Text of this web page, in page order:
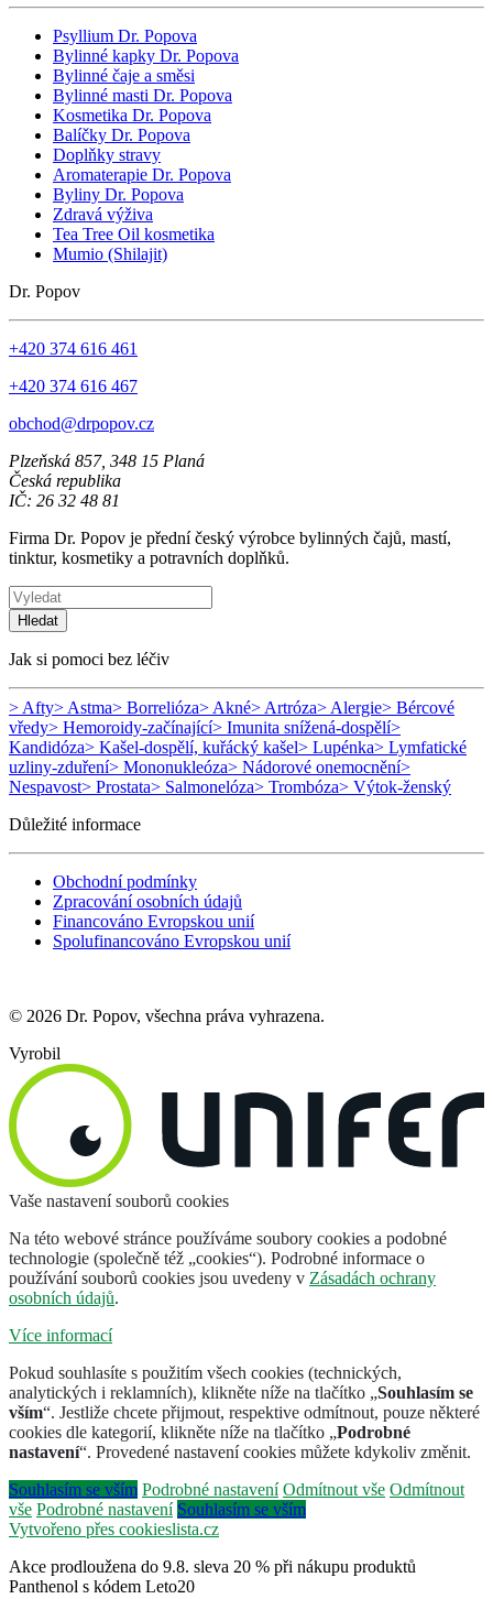
Psyllium Dr. Popova
Bylinné kapky Dr. Popova
Bylinné čaje a směsi
Bylinné masti Dr. Popova
Kosmetika Dr. Popova
Balíčky Dr. Popova
Doplňky stravy
Aromaterapie Dr. Popova
Byliny Dr. Popova
Zdravá výživa
Tea Tree Oil kosmetika
Mumio (Shilajit)
Dr. Popov
+420 374 616 461
+420 374 616 467
obchod@drpopov.cz
Plzeňská 857, 348 15 Planá
Česká republika
IČ: 26 32 48 81
Firma Dr. Popov je přední český výrobce bylinných čajů, mastí,
tinktur, kosmetiky a potravních doplňků.
Hledat
Jak si pomoci bez léčiv
> Afty> Astma> Borrelióza> Akné> Artróza> Alergie> Bércové
vředy> Hemoroidy-začínající> Imunita snížená-dospělí>
Kandidóza> Kašel-dospělí, kuřácký kašel> Lupénka> Lymfatické
uzliny-zduření> Mononukleóza> Nádorové onemocnění>
Nespavost> Prostata> Salmonelóza> Trombóza> Výtok-ženský
Důležité informace
Obchodní podmínky
Zpracování osobních údajů
Financováno Evropskou unií
Spolufinancováno Evropskou unií
© 2026 Dr. Popov, všechna práva vyhrazena.
Vyrobil
Vaše nastavení souborů cookies
Na této webové stránce používáme soubory cookies a podobné
technologie (společně též „cookies“). Podrobné informace o
používání souborů cookies jsou uvedeny v Zásadách ochrany
osobních údajů.
Více informací
Pokud souhlasíte s použitím všech cookies (technických,
analytických i reklamních), klikněte níže na tlačítko „Souhlasím se
vším“. Jestliže chcete přijmout, respektive odmítnout, pouze některé
cookies dle kategorií, klikněte níže na tlačítko „Podrobné
nastavení“. Provedené nastavení cookies můžete kdykoliv změnit.
Souhlasím se vším Podrobné nastavení Odmítnout vše Odmítnout
vše Podrobné nastavení Souhlasím se vším
Vytvořeno přes cookieslista.cz
Akce prodloužena do 9.8. sleva 20 % při nákupu produktů
Panthenol s kódem Leto20